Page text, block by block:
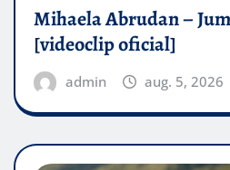
Mihaela Abrudan –
[videoclip oficial]
admin aug. 5, 2026